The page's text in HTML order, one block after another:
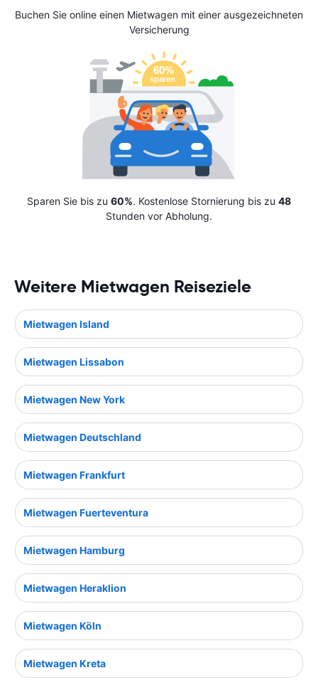
Buchen Sie online einen Mietwagen mit einer ausgezeichneten
Versicherung
Sparen Sie bis zu 60%. Kostenlose Stornierung bis zu 48
Stunden vor Abholung.
Weitere Mietwagen Reiseziele
Mietwagen Island
Mietwagen Lissabon
Mietwagen New York
Mietwagen Deutschland
Mietwagen Frankfurt
Mietwagen Fuerteventura
Mietwagen Hamburg
Mietwagen Heraklion
Mietwagen Köln
Mietwagen Kreta